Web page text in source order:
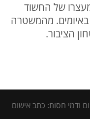
של החשוד
באיומים. מהמשטרה
הציבור.
ודמי חסות: כתב אישום